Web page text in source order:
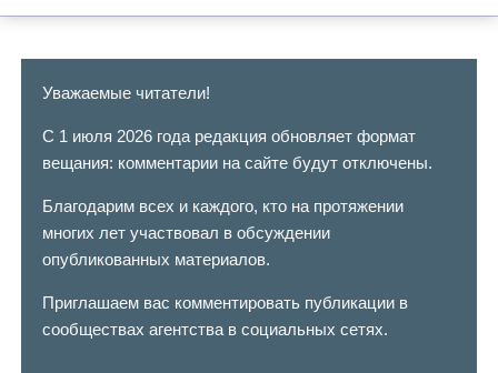
Уважаемые читатели!
С 1 июля 2026 года редакция обновляет формат
вещания: комментарии на сайте будут отключены.
Благодарим всех и каждого, кто на протяжении
многих лет участвовал в обсуждении
опубликованных материалов.
Приглашаем вас комментировать публикации в
сообществах агентства в социальных сетях.